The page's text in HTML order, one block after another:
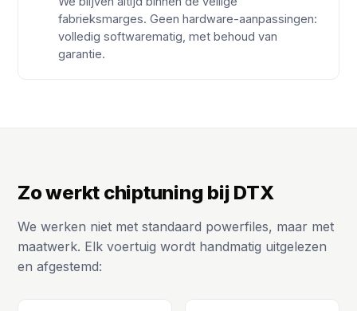
fabrieksmarges. Geen hardware-aanpassingen:
volledig softwarematig, met behoud van
garantie.
Zo werkt chiptuning bij DTX
We werken niet met standaard powerfiles, maar met
maatwerk. Elk voertuig wordt handmatig uitgelezen
en afgestemd: